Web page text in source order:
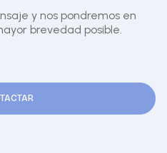
y nos pondremos en
brevedad posible.